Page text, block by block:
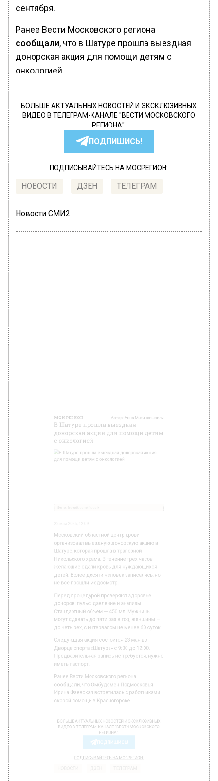
сентября.
Ранее Вести Московского региона
сообщали, что в Шатуре прошла выездная
донорская акция для помощи детям с
онкологией.
БОЛЬШЕ АКТУАЛЬНЫХ НОВОСТЕЙ И ЭКСКЛЮЗИВНЫХ
ВИДЕО В ТЕЛЕГРАМ-КАНАЛЕ "ВЕСТИ МОСКОВСКОГО
РЕГИОНА".
ПОДПИШИСЬ!
ПОДПИСЫВАЙТЕСЬ НА МОСРЕГИОН:
НОВОСТИ ДЗЕН ТЕЛЕГРАМ
Новости СМИ2
Фото: freepik.com/freepik
22 мая 2025, 12:09
детей. Более десяти человек записались, но
не все прошли медосмотр.
Перед процедурой проверяют здоровье
доноров: пульс, давление и анализы.
Стандартный объем — 450 мл. Мужчины
могут сдавать до пяти раз в год, женщины —
до четырех, с интервалом не менее 60 суток.
Следующая акция состоится 23 мая во
Дворце спорта «Шатура» с 9:00 до 12:00.
Предварительная запись не требуется, нужно
иметь паспорт.
Ранее Вести Московского региона
Ирина Фаевская встретилась с работниками
скорой помощи в Красногорске.